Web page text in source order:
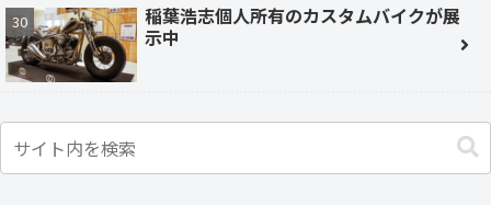
稲葉浩志個人所有のカスタムバイクが展
示中